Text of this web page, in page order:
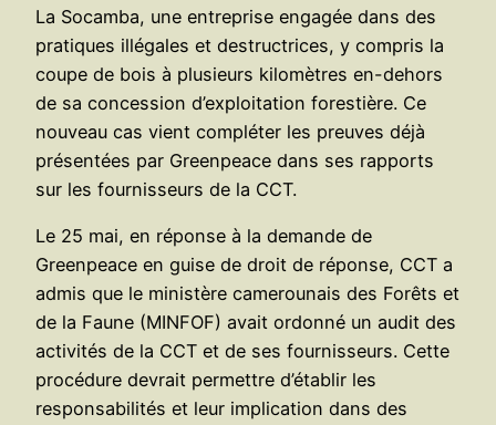
La Socamba, une entreprise engagée dans des
pratiques illégales et destructrices, y compris la
coupe de bois à plusieurs kilomètres en-dehors
de sa concession d’exploitation forestière. Ce
nouveau cas vient compléter les preuves déjà
présentées par Greenpeace dans ses rapports
sur les fournisseurs de la CCT.
Le 25 mai, en réponse à la demande de
Greenpeace en guise de droit de réponse, CCT a
admis que le ministère camerounais des Forêts et
de la Faune (MINFOF) avait ordonné un audit des
activités de la CCT et de ses fournisseurs. Cette
procédure devrait permettre d’établir les
responsabilités et leur implication dans des